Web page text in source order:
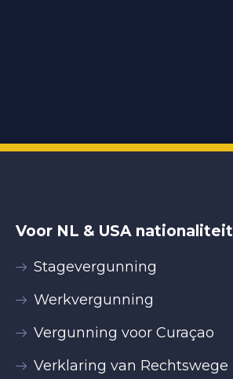
Voor NL & USA nationaliteit
Stagevergunning
Werkvergunning
Vergunning voor Curaçao
Verklaring van Rechtswege